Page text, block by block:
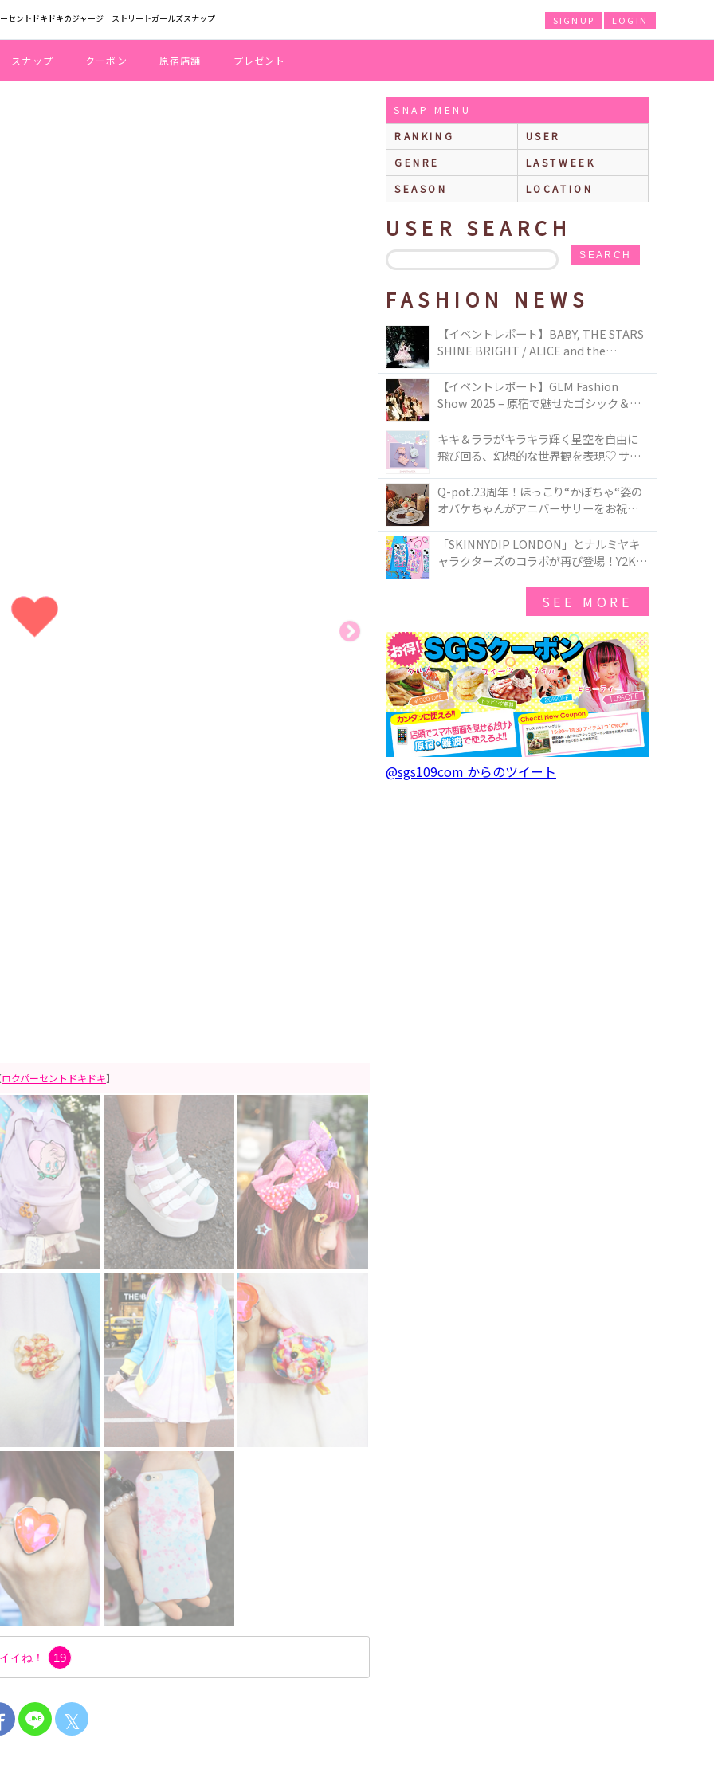
セントドキドキのジャージ｜ストリートガールズスナップ LOGIN
SIGNUP
スナップ クーポン 原宿店舗 プレゼント
ロクパーセントドキドキ】
イね！ 19
𝕏
SNAP MENU
RANKING
USER
GENRE
LASTWEEK
SEASON
LOCATION
USER SEARCH
SEARCH
FASHION NEWS
【イベントレポート】BABY, THE STARS
SHINE BRIGHT / ALICE and the
TOKYO
【イベントレポート】GLM Fashion
Show 2025 – 原宿で魅せたゴシック＆ロ
キキ＆ララがキラキラ輝く星空を自由に
飛び回る、幻想的な世界観を表現♡ サマ
50周年アニバーサリーイヤー』を記念し
たコレクションが登場
Q-pot.23周年！ほっこり“かぼちゃ“姿の
オバケちゃんがアニバーサリーをお祝い
ー」が新発売！Q-pot CAFE.では「かぼち
ゃのオバケーキプレート」も登場
「SKINNYDIP LONDON」とナルミヤキ
ャラクターズのコラボが再び登場！Y2Kム
SEE MORE
@sgs109com からのツイート